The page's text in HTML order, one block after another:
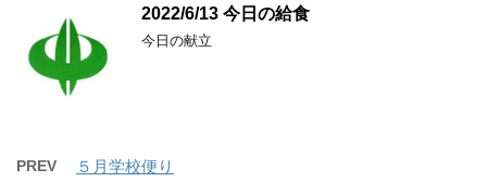
2022/6/13 今日の給食
今日の献立
PREV ５月学校便り